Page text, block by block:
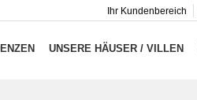
Ihr Kundenbereich
UNSERE HÄUSER / VILLEN